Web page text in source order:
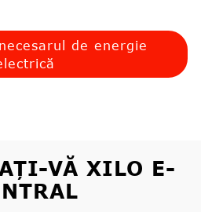
de energie
VĂ XILO E-